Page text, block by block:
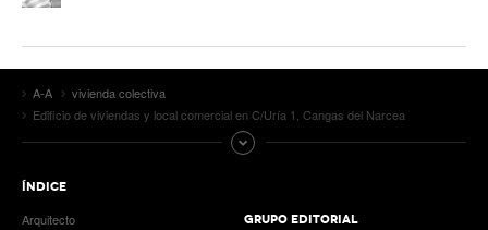
A-A
vivienda colectiva
Edificio de viviendas y local comercial en C/Uría 1, Cangas del Narcea
ÍNDICE
Arquitecto
GRUPO EDITORIAL